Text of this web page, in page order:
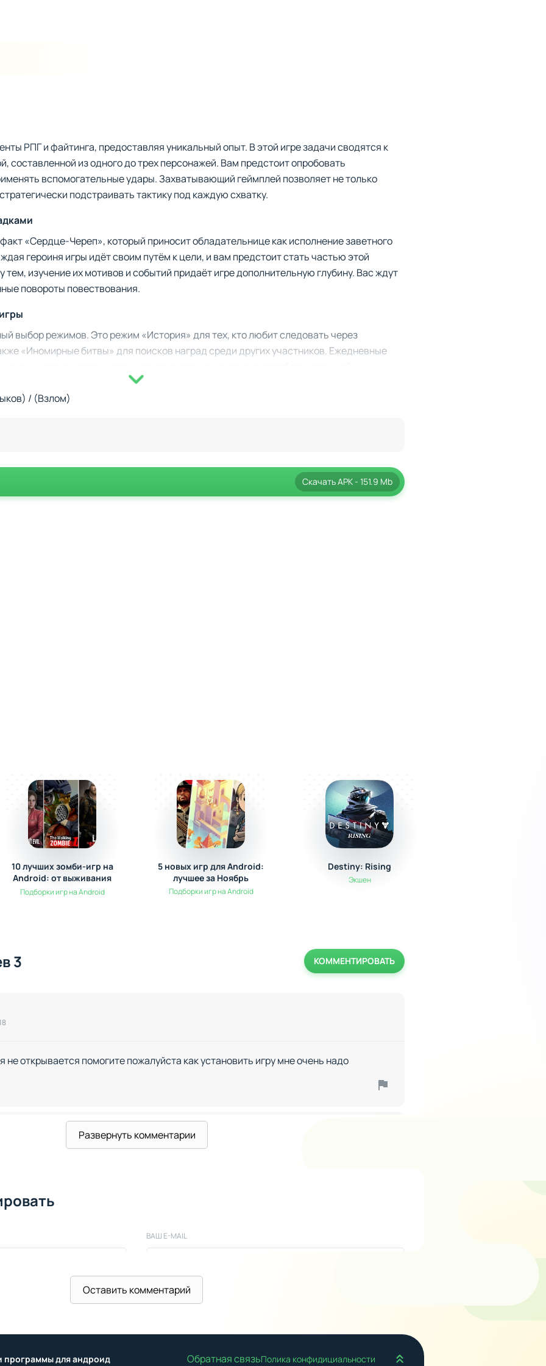
РПГ и файтинга, предоставляя уникальный опыт. В этой игре задачи сводятся к
составленной из одного до трех персонажей. Вам предстоит опробовать
вспомогательные удары. Захватывающий геймплей позволяет не только
подстраивать тактику под каждую схватку.
«Сердце-Череп», который приносит обладательнице как исполнение заветного
героиня игры идёт своим путём к цели, и вам предстоит стать частью этой
изучение их мотивов и событий придаёт игре дополнительную глубину. Вас ждут
повороты повествования.
выбор режимов. Это режим «История» для тех, кто любит следовать через
«Иномирные битвы» для поисков наград среди других участников. Ежедневные
вам не придётся скучать, ведь каждое занятие уникально.
/ (Взлом)
СкачатьAPK- 151.9 Mb
10 лучших зомби-игр на
Android: от выживания
до экшена
Подборки игр на Android
5 новых игр для Android:
лучшее за Ноябрь
Подборки игр на Android
Destiny: Rising
Экшен
3 КОММЕНТИРОВАТЬ
не открывается помогите пожалуйста как установить игру мне очень надо
7.6.1🙏🙏
Развернуть комментарии
ВАШ E-MAIL
Оставить комментарий
Наверх
программы для андроид Обратная связьПолика конфидициальности